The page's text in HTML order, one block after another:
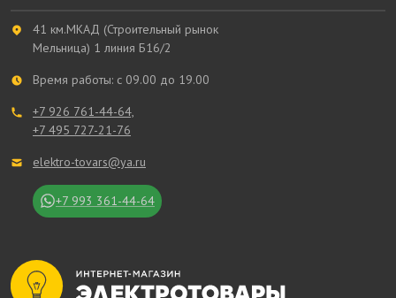
41 км.МКАД (Строительный рынок
Мельница) 1 линия Б16/2
Время работы: с 09.00 до 19.00
+7 926 761-44-64,
+7 495 727-21-76
elektro-tovars@ya.ru
+7 993 361-44-64